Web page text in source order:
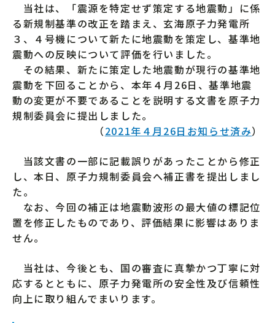
当社は、「震源を特定せず策定する地震動」に係
る新規制基準の改正を踏まえ、玄海原子力発電所
３、４号機について新たに地震動を策定し、基準地
震動への反映について評価を行いました。
その結果、新たに策定した地震動が現行の基準地
震動を下回ることから、本年４月26日、基準地震
動の変更が不要であることを説明する文書を原子力
規制委員会に提出しました。
（2021年４月26日お知らせ済み）
当該文書の一部に記載誤りがあったことから修正
し、本日、原子力規制委員会へ補正書を提出しまし
た。
なお、今回の補正は地震動波形の最大値の標記位
置を修正したものであり、評価結果に影響はありま
せん。
当社は、今後とも、国の審査に真摯かつ丁寧に対
応するとともに、原子力発電所の安全性及び信頼性
向上に取り組んでまいります。